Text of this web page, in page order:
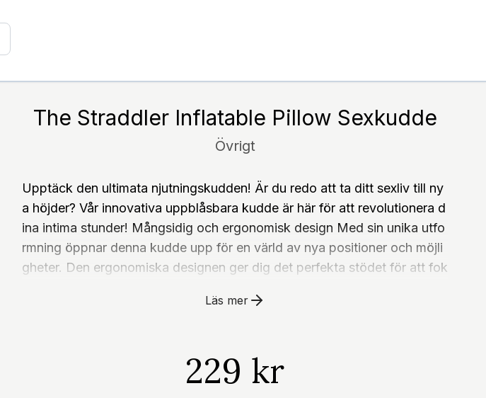
The Straddler Inflatable Pillow Sexkudde
Övrigt
Upptäck den ultimata njutningskudden! Är du redo att ta ditt sexliv till ny
a höjder? Vår innovativa uppblåsbara kudde är här för att revolutionera d
ina intima stunder! Mångsidig och ergonomisk design Med sin unika utfo
rmning öppnar denna kudde upp för en värld av nya positioner och möjli
gheter. Den ergonomiska designen ger dig det perfekta stödet för att fok
bilt. Hands-free njutning Kuddens absoluta höjdpunkt är den integrerade
t blåsa upp och tömma på luft Kompakt och smidig att förvara Idealisk fö
r både hemmabruk och resor Kvalitet som håller Tillverkad i tålig PVC oc
Läs mer
229 kr